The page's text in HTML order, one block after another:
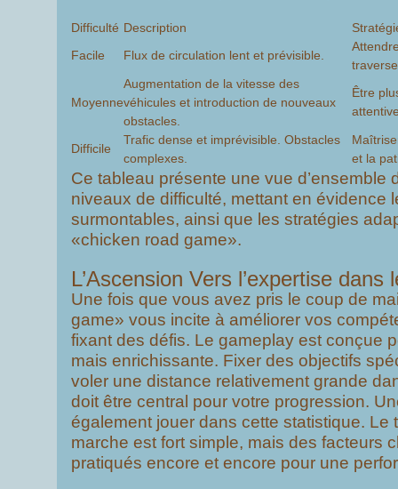
Difficulté Description
Facile
Flux de circulation lent et prévisible.
Moyenne
Augmentation de la vitesse des
véhicules et introduction de nouveaux
obstacles.
Être
Difficile
Trafic dense et imprévisible. Obstacles
complexes.
et la
Ce tableau présente une vue d’ensemble
niveaux de difficulté, mettant en évidence
surmontables, ainsi que les stratégies
«chicken road game».
L’Ascension Vers l’expertise dans
Une fois que vous avez pris le coup de
game» vous incite à améliorer vos
fixant des défis. Le gameplay est conçue
mais enrichissante. Fixer des objectifs
voler une distance relativement grande
doit être central pour votre progression.
également jouer dans cette statistique. Le
marche est fort simple, mais des facteurs
pratiqués encore et encore pour une